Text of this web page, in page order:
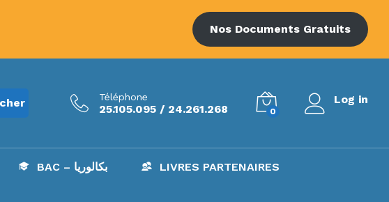
Nos Documents Gratuits
Téléphone
25.105.095 / 24.261.268 0
Log in
BAC – بكالوريا LIVRES PARTENAIRES